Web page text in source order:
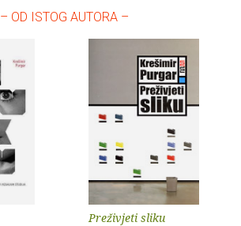
– OD ISTOG AUTORA –
Preživjeti sliku